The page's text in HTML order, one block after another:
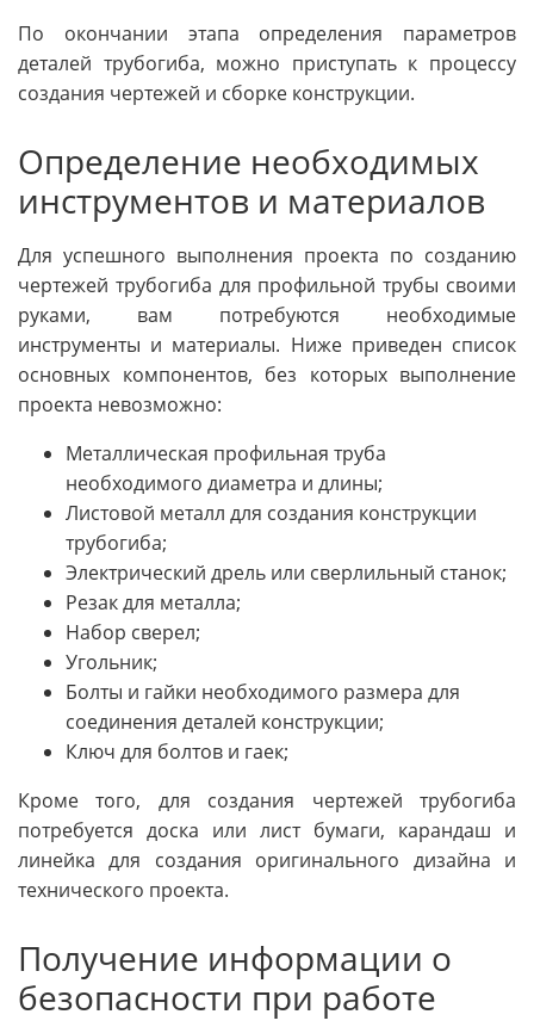
По окончании этапа определения параметров
деталей трубогиба, можно приступать к процессу
создания чертежей и сборке конструкции.
Определение необходимых
инструментов и материалов
Для успешного выполнения проекта по созданию
чертежей трубогиба для профильной трубы своими
руками, вам потребуются необходимые
инструменты и материалы. Ниже приведен список
основных компонентов, без которых выполнение
проекта невозможно:
Металлическая профильная труба
необходимого диаметра и длины;
Листовой металл для создания конструкции
трубогиба;
Электрический дрель или сверлильный станок;
Резак для металла;
Набор сверел;
Угольник;
Болты и гайки необходимого размера для
соединения деталей конструкции;
Ключ для болтов и гаек;
Кроме того, для создания чертежей трубогиба
потребуется доска или лист бумаги, карандаш и
линейка для создания оригинального дизайна и
технического проекта.
Получение информации о
безопасности при работе